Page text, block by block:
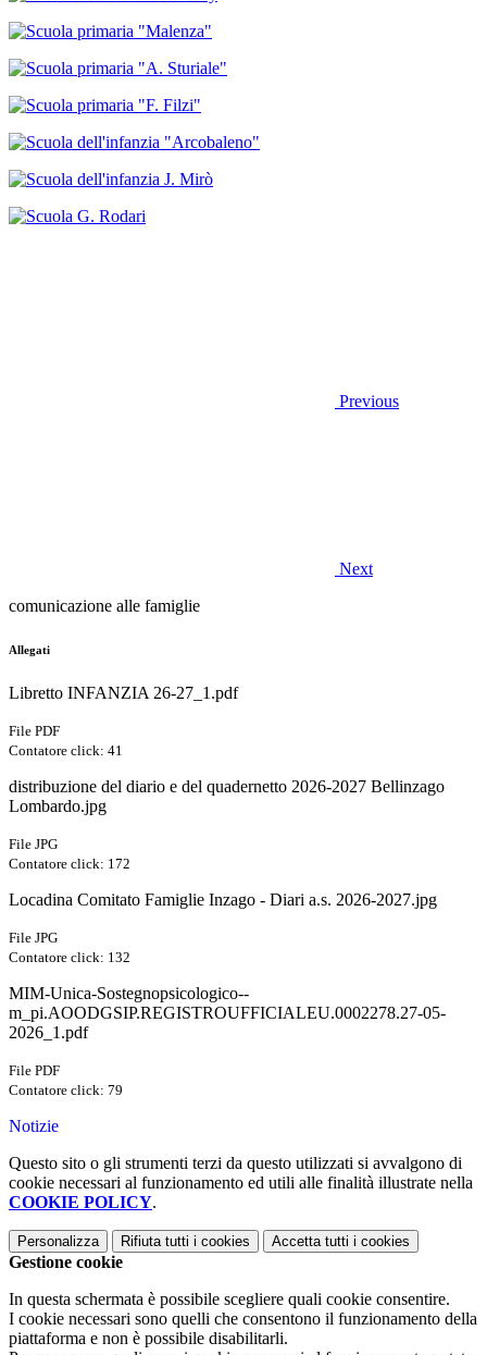
Previous
Next
comunicazione alle famiglie
Allegati
Libretto INFANZIA 26-27_1.pdf
File PDF
Contatore click: 41
distribuzione del diario e del quadernetto 2026-2027 Bellinzago
Lombardo.jpg
File JPG
Contatore click: 172
Locadina Comitato Famiglie Inzago - Diari a.s. 2026-2027.jpg
File JPG
Contatore click: 132
MIM-Unica-Sostegnopsicologico--
m_pi.AOODGSIP.REGISTROUFFICIALEU.0002278.27-05-
2026_1.pdf
File PDF
Contatore click: 79
Notizie
Questo sito o gli strumenti terzi da questo utilizzati si avvalgono di
cookie necessari al funzionamento ed utili alle finalità illustrate nella
COOKIE POLICY.
Personalizza Rifiuta tutti i cookies Accetta tutti i cookies
Gestione cookie
In questa schermata è possibile scegliere quali cookie consentire.
I cookie necessari sono quelli che consentono il funzionamento della
piattaforma e non è possibile disabilitarli.